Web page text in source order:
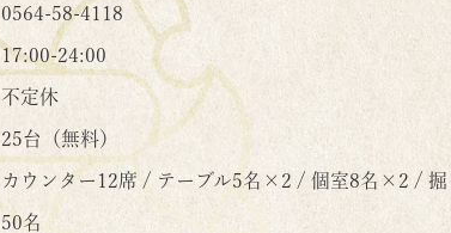
0564-58-4118
17:00-24:00
不定休
25台（無料）
カウンター12席 / テーブル5名×2 / 個室8名×2 /
50名